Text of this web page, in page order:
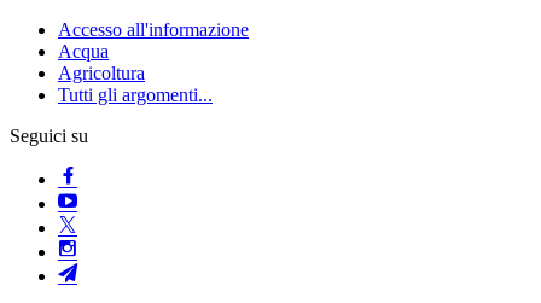
Accesso all'informazione
Acqua
Agricoltura
Tutti gli argomenti...
Seguici su